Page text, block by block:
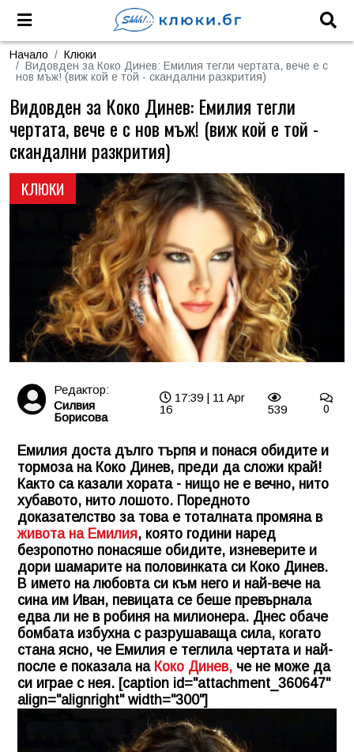
Начало
Клюки
Видовден за Коко Динев: Емилия тегли чертата, вече е с
нов мъж! (виж кой е той - скандални разкрития)
КЛЮКИ
Видовден за Коко Динев: Емилия тегли
чертата, вече е с нов мъж! (виж кой е той -
скандални разкрития)
Редактор:
Силвия
Борисова
17:39 | 11 Apr
16
539 0
Емилия доста дълго търпя и понася обидите и
тормоза на Коко Динев, преди да сложи край!
Както са казали хората - нищо не е вечно, нито
хубавото, нито лошото. Поредното
доказателство за това е тоталната промяна в
живота на Емилия, която години наред
безропотно понасяше обидите, изневерите и
дори шамарите на половинката си Коко Динев.
В името на любовта си към него и най-вече на
сина им Иван, певицата се беше превърнала
едва ли не в робиня на милионера. Днес обаче
бомбата избухна с разрушаваща сила, когато
стана ясно, че Емилия е теглила чертата и най-
после е показала на Коко Динев, че не може да
си играе с нея. [caption id="attachment_360647"
align="alignright" width="300"]